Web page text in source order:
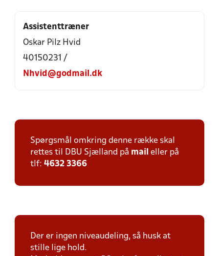
Assistenttræner
Oskar Pilz Hvid
40150231 /
Nhvid@godmail.dk
Spørgsmål omkring denne række skal
rettes til DBU Sjælland på mail eller på
tlf: 4632 3366
Der er ingen niveaudeling, så husk at
stille lige hold.